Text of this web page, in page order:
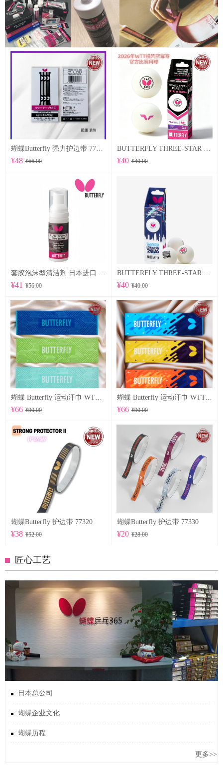
蝴蝶Butterfly 强力护边带 77500 POWER TAPE SP Ⅱ
¥48 ¥66.00 ¥40 ¥40.00
¥41 ¥56.00 ¥40 ¥40.00
蝴蝶 Butterfly 运动汗巾 WTT-122
¥66 ¥90.00
蝴蝶 Butterfly 运动汗巾 WTT-123
¥66 ¥90.00
蝴蝶Butterfly 护边带 77320
¥38 ¥52.00
蝴蝶Butterfly 护边带 77330
¥20 ¥28.00
匠心工艺
日本总公司
蝴蝶企业文化
蝴蝶历程
更多>>